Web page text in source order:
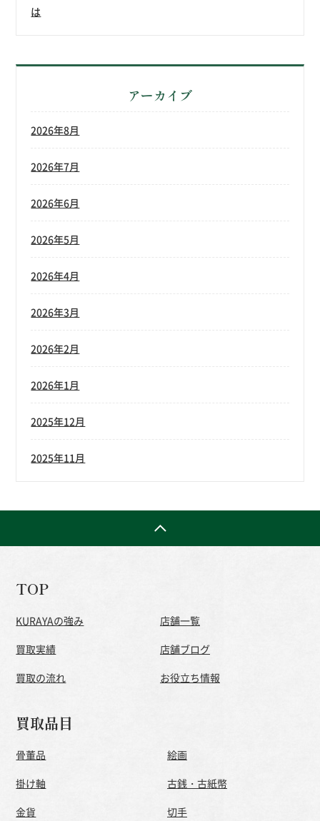
は
アーカイブ
2026年8月
2026年7月
2026年6月
2026年5月
2026年4月
2026年3月
2026年2月
2026年1月
2025年12月
2025年11月
TOP
KURAYAの強み
買取実績
買取の流れ
店舗一覧
店舗ブログ
お役立ち情報
買取品目
骨董品
絵画
掛け軸
古銭・古紙幣
金貨
切手